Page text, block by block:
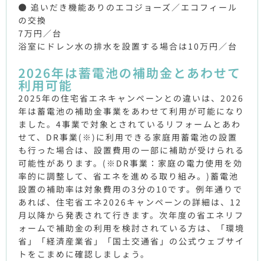
● 追いだき機能ありのエコジョーズ／エコフィール
の交換
7万円／台
浴室にドレン水の排水を設置する場合は10万円／台
2026年は蓄電池の補助金とあわせて
利用可能
2025年の住宅省エネキャンペーンとの違いは、2026
年は蓄電池の補助金事業をあわせて利用が可能になり
ました。4事業で対象とされているリフォームとあわ
せて、DR事業(※)に利用できる家庭用蓄電池の設置
も行った場合は、設置費用の一部に補助が受けられる
可能性があります。(※DR事業：家庭の電力使用を効
率的に調整して、省エネを進める取り組み。)蓄電池
設置の補助率は対象費用の3分の10です。例年通りで
あれば、住宅省エネ2026キャンペーンの詳細は、12
月以降から発表されて行きます。次年度の省エネリフ
ォームで補助金の利用を検討されている方は、「環境
省」「経済産業省」「国土交通省」の公式ウェブサイ
トをこまめに確認しましょう。